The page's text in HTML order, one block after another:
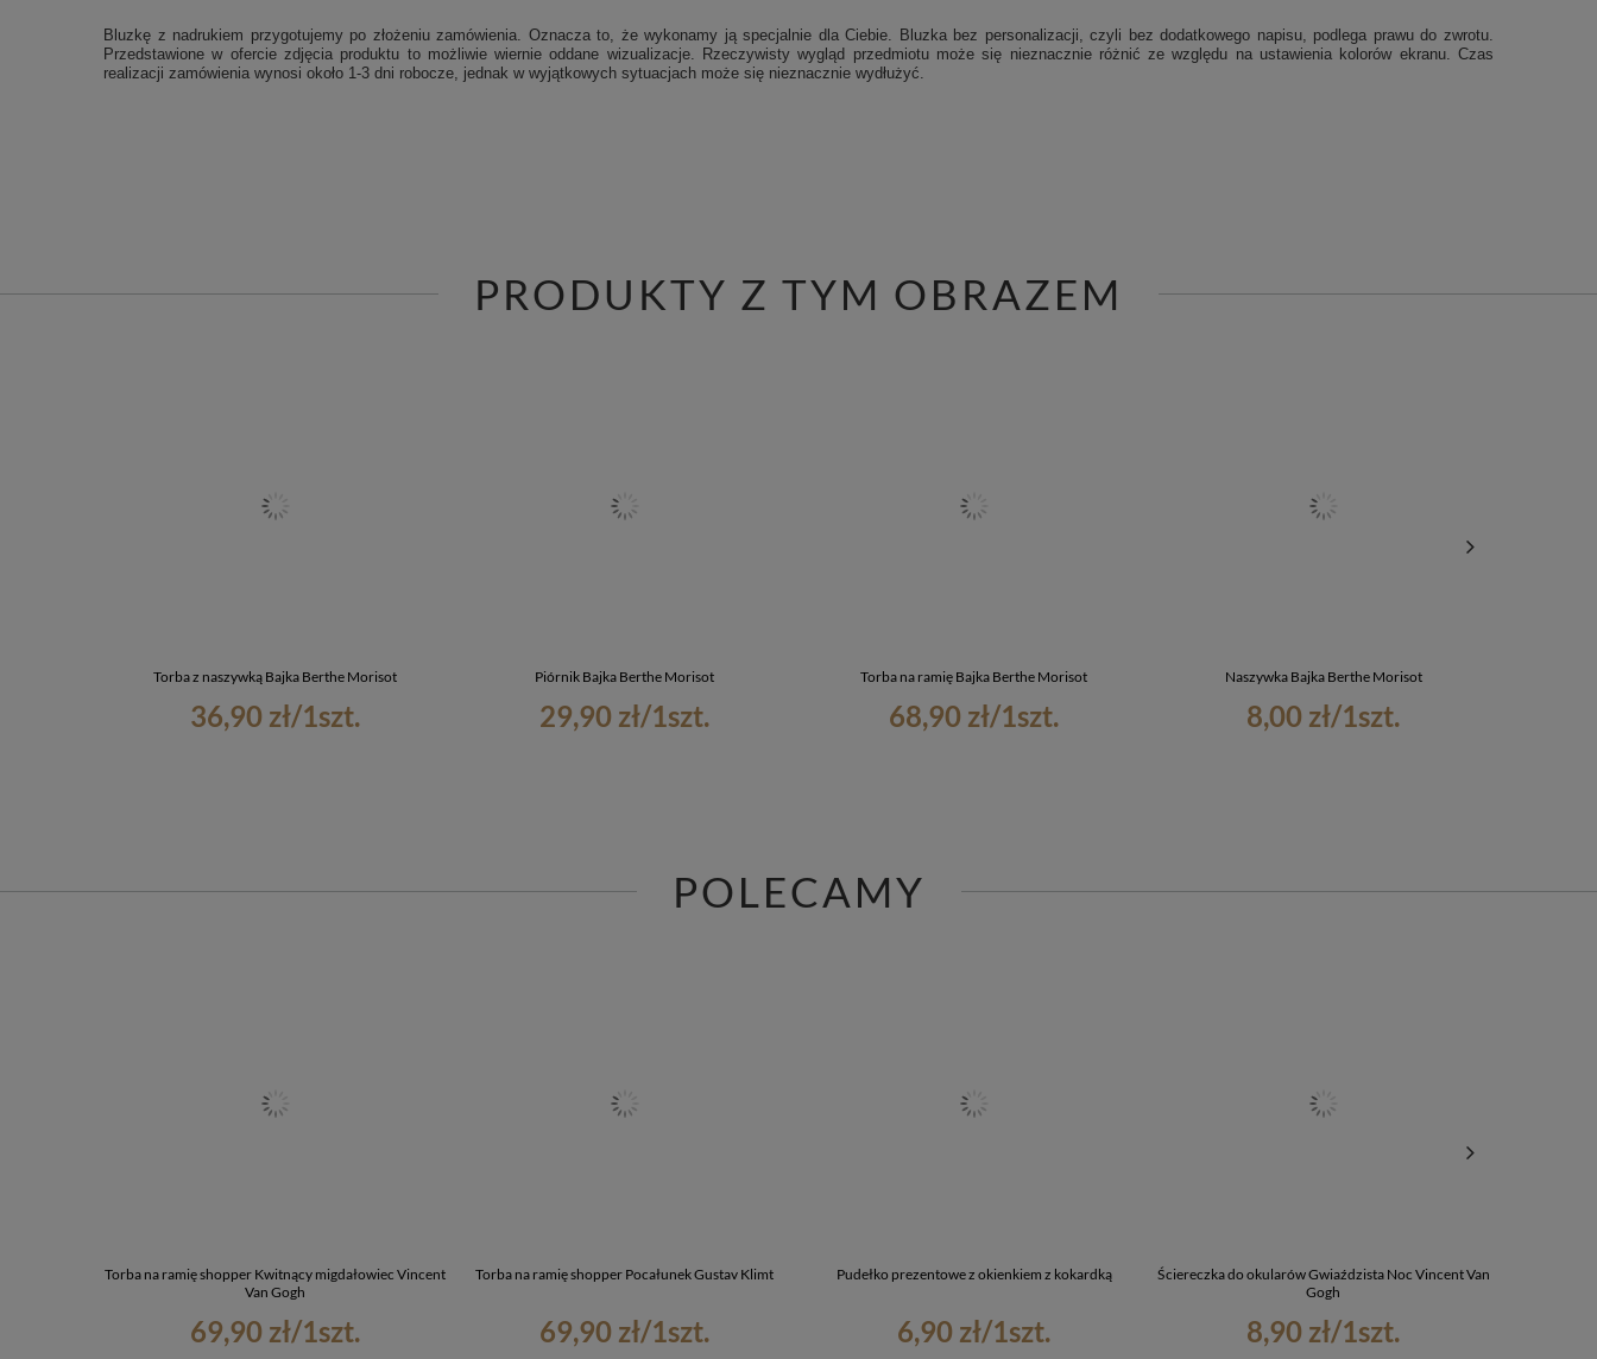
Bluzkę z nadrukiem przygotujemy po złożeniu zamówienia. Oznacza to, że wykonamy ją specjalnie dla Ciebie.
Bluzka bez personalizacji, czyli bez dodatkowego napisu, podlega prawu do zwrotu.
Przedstawione w ofercie zdjęcia produktu to możliwie wiernie oddane wizualizacje. Rzeczywisty wygląd przedmiotu może się nieznacznie różnić ze względu na ustawienia kolorów ekranu. Czas
realizacji zamówienia wynosi około 1-3 dni robocze, jednak w wyjątkowych sytuacjach może się nieznacznie wydłużyć.
PRODUKTY Z TYM OBRAZEM
Torba z naszywką Bajka Berthe Morisot
36,90 zł/1szt.
Piórnik Bajka Berthe Morisot
29,90 zł/1szt.
Torba na ramię Bajka Berthe Morisot
68,90 zł/1szt.
Naszywka Bajka Berthe Morisot
8,00 zł/1szt.
POLECAMY
Torba na ramię shopper Kwitnący migdałowiec Vincent
Van Gogh
69,90 zł/1szt.
Torba na ramię shopper Pocałunek Gustav Klimt
69,90 zł/1szt.
Pudełko prezentowe z okienkiem z kokardką
6,90 zł/1szt.
Ściereczka do okularów Gwiaździsta Noc Vincent Van
Gogh
8,90 zł/1szt.